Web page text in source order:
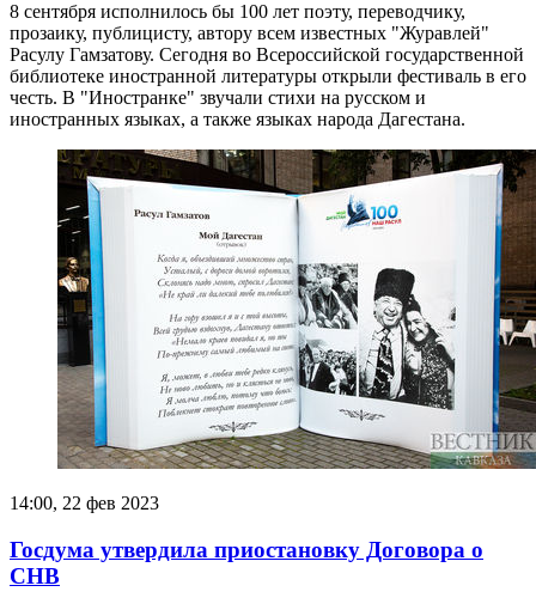
8 сентября исполнилось бы 100 лет поэту, переводчику,
прозаику, публицисту, автору всем известных "Журавлей"
Расулу Гамзатову. Сегодня во Всероссийской государственной
библиотеке иностранной литературы открыли фестиваль в его
честь. В "Иностранке" звучали стихи на русском и
иностранных языках, а также языках народа Дагестана.
14:00, 22 фев 2023
Госдума утвердила приостановку Договора о
СНВ